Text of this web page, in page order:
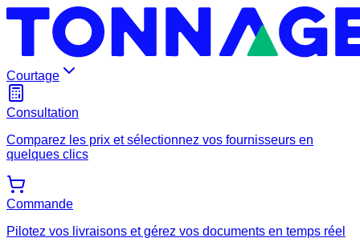
Courtage
Consultation
Comparez les prix et sélectionnez vos fournisseurs en
quelques clics
Commande
Pilotez vos livraisons et gérez vos documents en temps réel